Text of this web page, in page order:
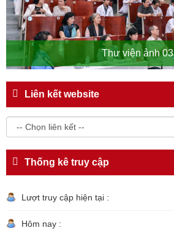
Thư viện ảnh 03
Liên kết website
Thống kê truy cập
Lượt truy cập hiện tại :
Hôm nay :